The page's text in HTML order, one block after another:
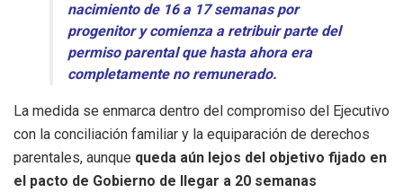
nacimiento de 16 a 17 semanas por
progenitor y comienza a retribuir parte del
permiso parental que hasta ahora era
completamente no remunerado.
La medida se enmarca dentro del compromiso del Ejecutivo
con la conciliación familiar y la equiparación de derechos
parentales, aunque queda aún lejos del objetivo fijado en
el pacto de Gobierno de llegar a 20 semanas